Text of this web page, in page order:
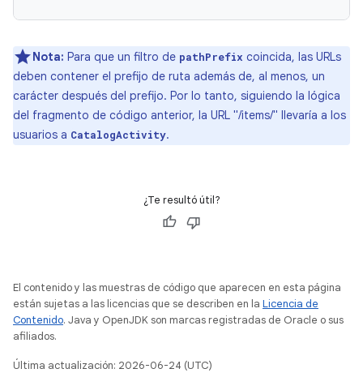
Nota: Para que un filtro de pathPrefix coincida, las URLs
deben contener el prefijo de ruta además de, al menos, un
carácter después del prefijo. Por lo tanto, siguiendo la lógica
del fragmento de código anterior, la URL "/items/" llevaría a los
usuarios a CatalogActivity.
¿Te resultó útil?
El contenido y las muestras de código que aparecen en esta página
están sujetas a las licencias que se describen en la Licencia de
Contenido. Java y OpenJDK son marcas registradas de Oracle o sus
afiliados.
Última actualización: 2026-06-24 (UTC)